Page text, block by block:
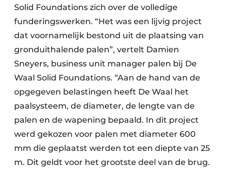
Solid Foundations zich over de volledige
funderingswerken. “Het was een lijvig project
dat voornamelijk bestond uit de plaatsing van
gronduithalende palen”, vertelt Damien
Sneyers, business unit manager palen bij De
Waal Solid Foundations. “Aan de hand van de
opgegeven belastingen heeft De Waal het
paalsysteem, de diameter, de lengte van de
palen en de wapening bepaald. In dit project
werd gekozen voor palen met diameter 600
mm die geplaatst werden tot een diepte van 25
m. Dit geldt voor het grootste deel van de brug.